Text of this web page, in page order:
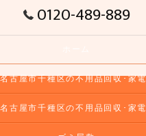
0120-489-889